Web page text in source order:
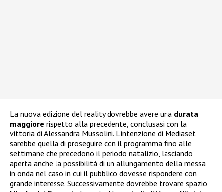
La nuova edizione del reality dovrebbe avere una durata
maggiore rispetto alla precedente, conclusasi con la
vittoria di Alessandra Mussolini. L’intenzione di Mediaset
sarebbe quella di proseguire con il programma fino alle
settimane che precedono il periodo natalizio, lasciando
aperta anche la possibilità di un allungamento della messa
in onda nel caso in cui il pubblico dovesse rispondere con
grande interesse. Successivamente dovrebbe trovare spazio